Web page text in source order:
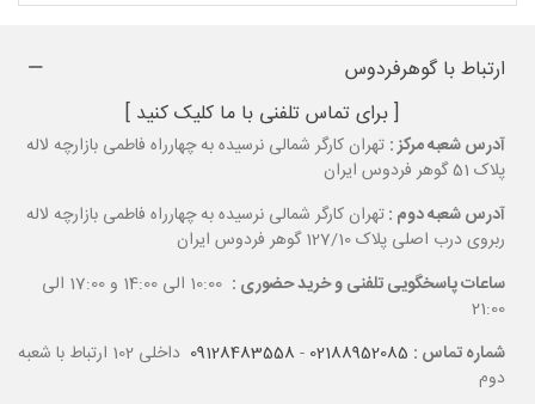
ارتباط با گوهرفردوس
[ برای تماس تلفنی با ما کلیک کنید ]
آدرس شعبه مرکز : تهران کارگر شمالی نرسیده به چهارراه فاطمی بازارچه لاله
پلاک 51 گوهر فردوس ایران
آدرس شعبه دوم :تهران کارگر شمالی نرسیده به چهارراه فاطمی بازارچه لاله
ربروی درب اصلی پلاک 127/10 گوهر فردوس ایران
ساعات پاسخگویی تلفنی و خرید حضوری :
10:00 الی 14:00 و 17:00 الی
21:00
شماره تماس : 02188952085
-
09128483558
داخلی 102 ارتباط با شعبه
دوم